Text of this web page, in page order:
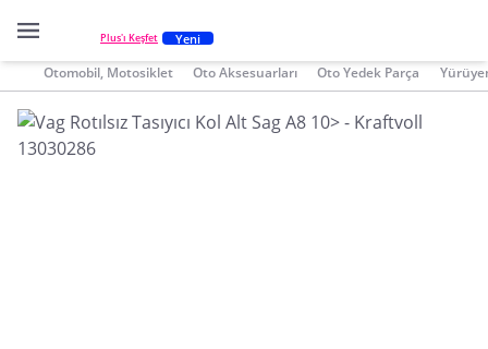
Plus'ı Keşfet Yeni
Otomobil, Motosiklet Oto Aksesuarları Oto Yedek Parça